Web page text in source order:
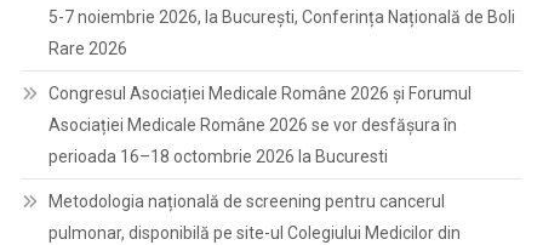
5-7 noiembrie 2026, la București, Conferința Națională de Boli
Rare 2026
Congresul Asociației Medicale Române 2026 și Forumul
Asociației Medicale Române 2026 se vor desfășura în
perioada 16–18 octombrie 2026 la Bucuresti
Metodologia națională de screening pentru cancerul
pulmonar, disponibilă pe site-ul Colegiului Medicilor din